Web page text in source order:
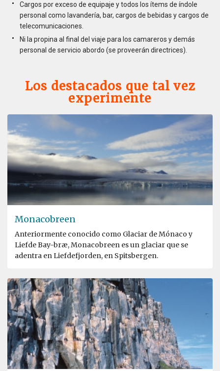
Cargos por exceso de equipaje y todos los ítems de índole
personal como lavandería, bar, cargos de bebidas y cargos de
telecomunicaciones.
Ni la propina al final del viaje para los camareros y demás
personal de servicio abordo (se proveerán directrices).
Los destacados que tal vez
experimente
Monacobreen
Anteriormente conocido como Glaciar de Mónaco y
Liefde Bay-bræ, Monacobreen es un glaciar que se
adentra en Liefdefjorden, en Spitsbergen.